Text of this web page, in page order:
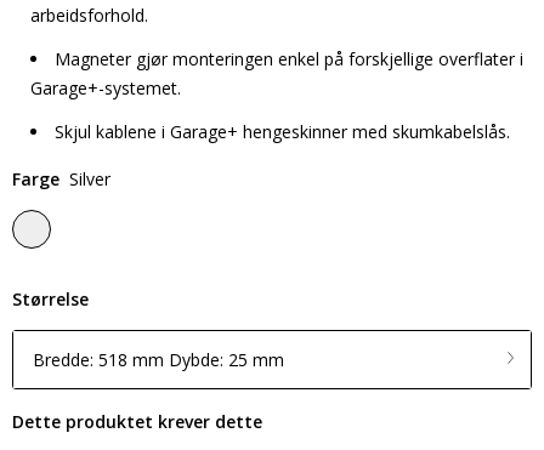
arbeidsforhold.
Magneter gjør monteringen enkel på forskjellige overflater i
Garage+-systemet.
Skjul kablene i Garage+ hengeskinner med skumkabelslås.
Farge Silver
Størrelse
Bredde: 518 mm Dybde: 25 mm
Dette produktet krever dette